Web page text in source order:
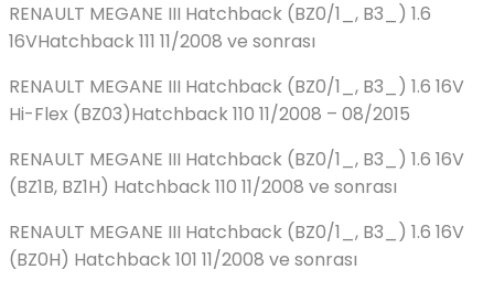
RENAULT MEGANE III Hatchback (BZ0/1_, B3_) 1.6
16VHatchback 111 11/2008 ve sonrası
RENAULT MEGANE III Hatchback (BZ0/1_, B3_) 1.6 16V
Hi-Flex (BZ03)Hatchback 110 11/2008 – 08/2015
RENAULT MEGANE III Hatchback (BZ0/1_, B3_) 1.6 16V
(BZ1B, BZ1H) Hatchback 110 11/2008 ve sonrası
RENAULT MEGANE III Hatchback (BZ0/1_, B3_) 1.6 16V
(BZ0H) Hatchback 101 11/2008 ve sonrası